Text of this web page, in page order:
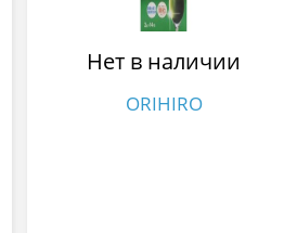
Нет в наличии
ORIHIRO